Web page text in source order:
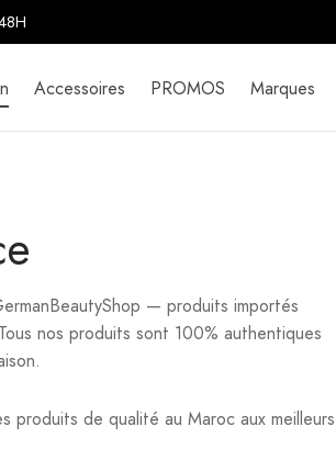
Accessoires PROMOS Marques
— produits importés
nos produits sont 100% authentiques
de qualité au Maroc aux meilleurs